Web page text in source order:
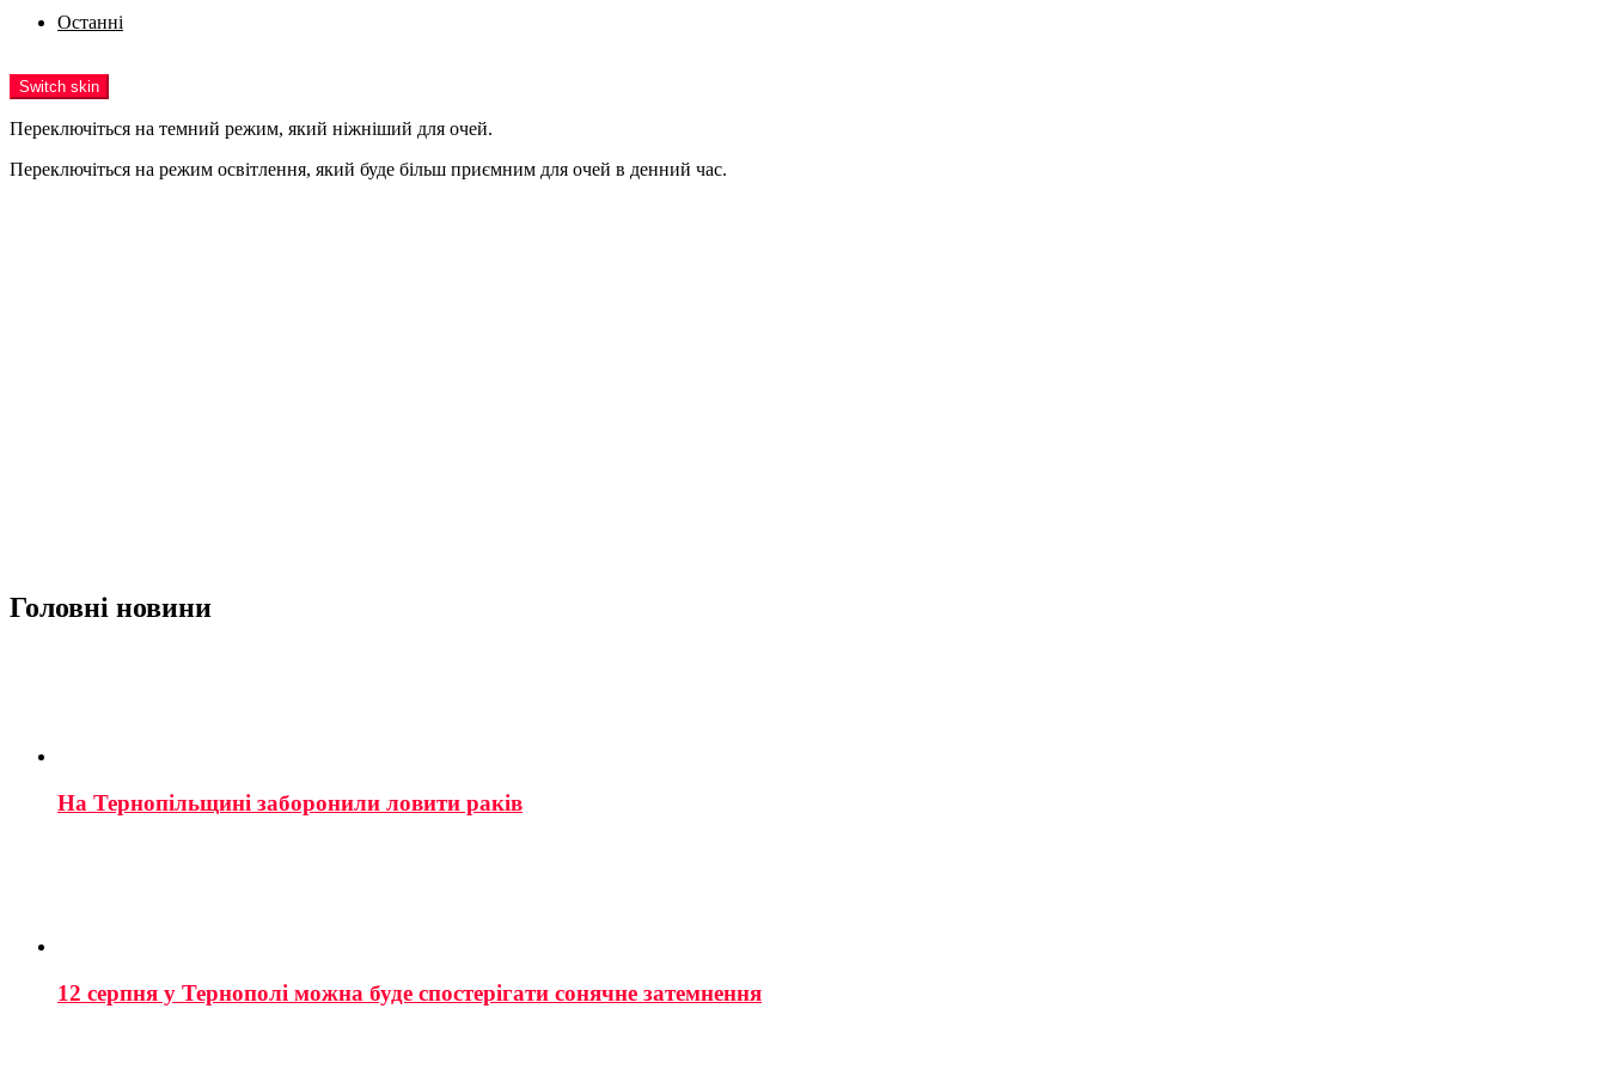
Останні
Switch skin
Переключіться на темний режим, який ніжніший для очей.
Переключіться на режим освітлення, який буде більш приємним для очей в денний час.
Головні новини
На Тернопільщині заборонили ловити раків
12 серпня у Тернополі можна буде спостерігати сонячне затемнення